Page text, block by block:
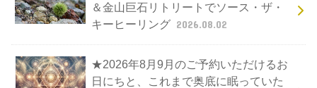
＆金山巨石リトリートでソース・ザ・
キーヒーリング 2026.08.02
★2026年8月9月のご予約いただけるお
日にちと、これまで奥底に眠っていた